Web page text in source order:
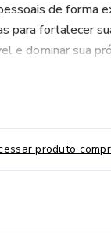
de forma
para fortalecer
e dominar sua
em concursos,
é hora de
produtivos.
e aprenda a
produto